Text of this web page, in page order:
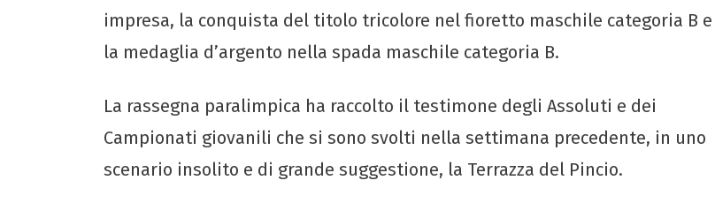
impresa, la conquista del titolo tricolore nel fioretto maschile categoria B e
la medaglia d’argento nella spada maschile categoria B.
La rassegna paralimpica ha raccolto il testimone degli Assoluti e dei
Campionati giovanili che si sono svolti nella settimana precedente, in uno
scenario insolito e di grande suggestione, la Terrazza del Pincio.